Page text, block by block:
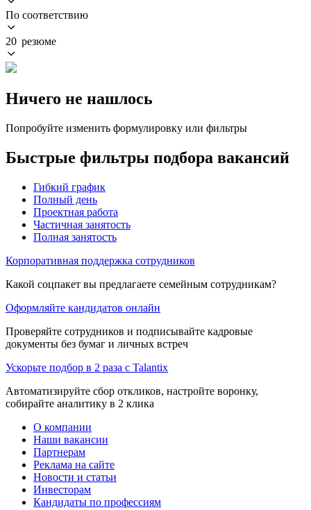
По соответствию
20 резюме
Ничего не нашлось
Попробуйте изменить формулировку или фильтры
Быстрые фильтры подбора вакансий
Гибкий график
Полный день
Проектная работа
Частичная занятость
Полная занятость
Корпоративная поддержка сотрудников
Какой соцпакет вы предлагаете семейным сотрудникам?
Оформляйте кандидатов онлайн
Проверяйте сотрудников и подписывайте кадровые
документы без бумаг и личных встреч
Ускорьте подбор в 2 раза с Talantix
Автоматизируйте сбор откликов, настройте воронку,
собирайте аналитику в 2 клика
О компании
Наши вакансии
Партнерам
Реклама на сайте
Новости и статьи
Инвесторам
Кандидаты по профессиям